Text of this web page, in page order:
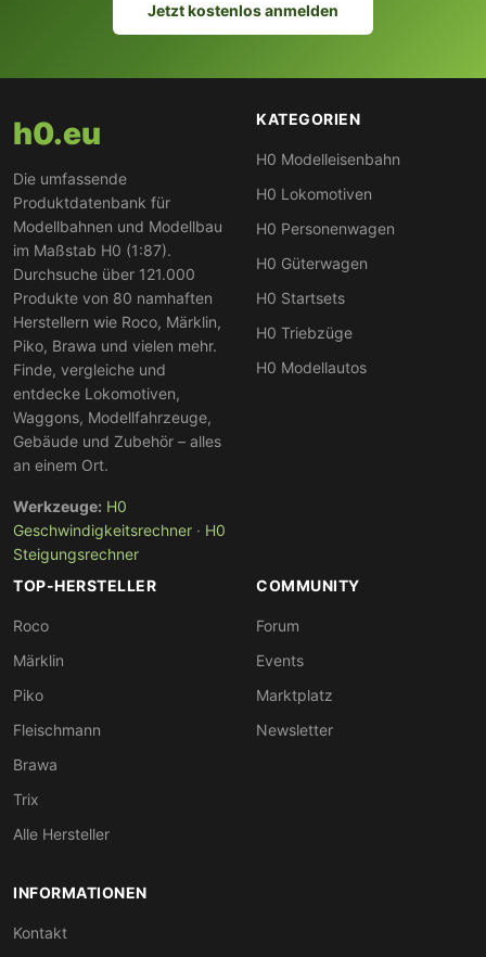
Jetzt kostenlos anmelden
h0.eu
Die umfassende
Produktdatenbank für
Modellbahnen und Modellbau
im Maßstab H0 (1:87).
Durchsuche über 121.000
Produkte von 80 namhaften
Herstellern wie Roco, Märklin,
Piko, Brawa und vielen mehr.
Finde, vergleiche und
entdecke Lokomotiven,
Waggons, Modellfahrzeuge,
Gebäude und Zubehör – alles
an einem Ort.
Werkzeuge: H0
Geschwindigkeitsrechner · H0
Steigungsrechner
KATEGORIEN
H0 Modelleisenbahn
H0 Lokomotiven
H0 Personenwagen
H0 Güterwagen
H0 Startsets
H0 Triebzüge
H0 Modellautos
TOP-HERSTELLER
Roco
Märklin
Piko
Fleischmann
Brawa
Trix
Alle Hersteller
COMMUNITY
Forum
Events
Marktplatz
Newsletter
INFORMATIONEN
Kontakt